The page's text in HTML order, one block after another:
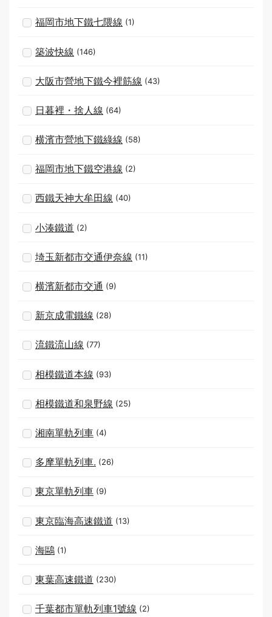
福岡市地下鐵七隈線 (1)
築波快線 (146)
大阪市營地下鐵今裡筋線 (43)
日暮裡・捨人線 (64)
横濱市營地下鐵綠線 (58)
福岡市地下鐵空港線 (2)
西鐵天神大牟田線 (40)
小湊鐵道 (2)
埼玉新都市交通伊奈線 (11)
横濱新都市交通 (9)
新京成電鐵線 (28)
流鐵流山線 (77)
相模鐵道本線 (93)
相模鐵道和泉野線 (25)
湘南單軌列車 (4)
多摩單軌列車. (26)
東京單軌列車 (9)
東京臨海高速鐵道 (13)
海鷗 (1)
東葉高速鐵道 (230)
千葉都市單軌列車1號線 (2)